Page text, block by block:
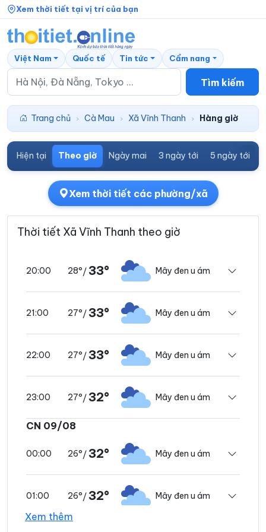
Xem thời tiết tại vị trí của bạn
Tìm kiếm
Việt Nam Quốc tế Tin tức Cẩm nang
Trang chủ › Cà Mau › Xã Vĩnh Thanh › Hàng giờ
Hiện tại Theo giờ Ngày mai 3 ngày tới 5 ngày tới
Xem thời tiết các phường/xã
Thời tiết Xã Vĩnh Thanh theo giờ
20:00 28°/ 33° Mây đen u ám
21:00 27°/ 33° Mây đen u ám
22:00 27°/ 33° Mây đen u ám
23:00 27°/ 32° Mây đen u ám
CN 09/08
00:00 26°/ 32° Mây đen u ám
01:00 26°/ 32° Mây đen u ám
Xem thêm